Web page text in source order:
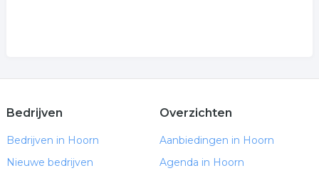
Bedrijven
Bedrijven in Hoorn
Nieuwe bedrijven
Overzichten
Aanbiedingen in Hoorn
Agenda in Hoorn